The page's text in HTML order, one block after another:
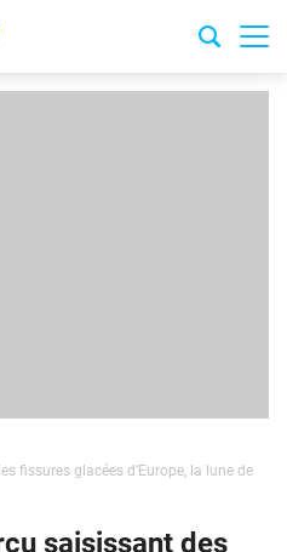
fissures glacées d’Europe, la lune de
saisissant des